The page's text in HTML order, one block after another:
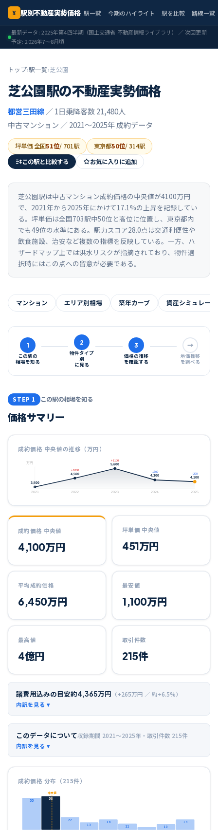
¥ 駅別不動産実勢価格 駅一覧 今期のハイライト 駅を比較 路線一覧
最新データ: 2025年第4四半期（国土交通省 不動産情報ライブラリ） ／ 次回更新
予定:2026年7〜8月頃
トップ›駅一覧›芝公園
芝公園駅の不動産実勢価格
都営三田線 ／ 1日乗降客数 21,480人
中古マンション ／2021〜2025年成約データ
坪単価 全国51位/ 701駅 東京都50位/314駅
この駅と比較する
お気に入りに追加
芝公園駅は中古マンション成約価格の中央値が4100万円
で、2021年から2025年にかけて17.1%の上昇を記録してい
る。坪単価は全国703駅中50位と高位に位置し、東京都内
でも49位の水準にある。駅力スコア28.0点は交通利便性や
飲食施設、治安など複数の指標を反映している。一方、ハ
ザードマップ上では洪水リスクが指摘されており、物件選
択時にはこの点への留意が必要である。
マンション エリア別相場 築年カーブ 資産シミュレー
1
この駅の
相場を知る
2
物件タイプ
別
に見る
3
価格の推移
を確認する
→
地価推移
を調べる
STEP 1 この駅の相場を知る
価格サマリー
成約価格 中央値の推移（万円）
万円
3,500
2021
4,500
+1000
2022
5,600
+1100
2023
4,300
-1300
2024
4,100
-200
2025
成約価格 中央値
4,100万円
坪単価 中央値
451万円
平均成約価格
6,450万円
最安値
1,100万円
最高値
4億円
取引件数
215件
諸費用込みの目安約4,365万円 （+265万円 ／ 約+6.5%）
このデータについて収録期間 2021〜2025年 ・取引件数 215件
成約価格 分布（215件）
55 58
22
13
18
11 10
18
中央値